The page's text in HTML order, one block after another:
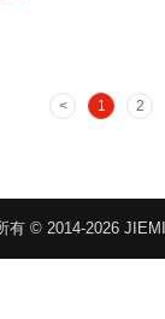
1 2
有 © 2014-2026